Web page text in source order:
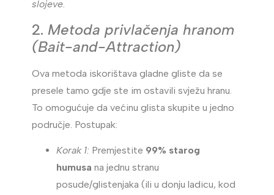
slojeve.
2.Metoda privlačenja hranom
(Bait-and-Attraction)
Ova metoda iskorištava gladne gliste da se
presele tamo gdje ste im ostavili svježu hranu.
To omogućuje da većinu glista skupite u jedno
područje. Postupak:
Korak 1: Premjestite 99% starog
humusa na jednu stranu
posude/glistenjaka (ili u donju ladicu, kod